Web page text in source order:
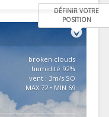
DÉFINIR VOTRE
POSITION
broken clouds
92% humidité
vent : 3m/s SO
MAX 72 • MIN 69